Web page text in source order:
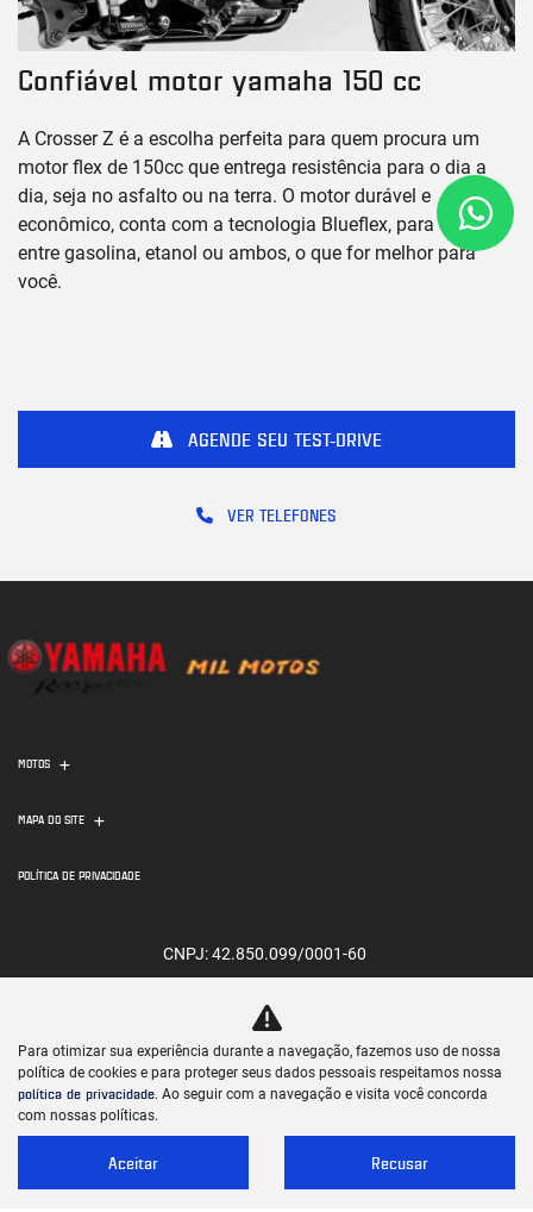
Confiável motor yamaha 150 cc
A Crosser Z é a escolha perfeita para quem procura um
motor flex de 150cc que entrega resistência para o dia a
dia, seja no asfalto ou na terra. O motor durável e
econômico, conta com a tecnologia Blueflex, para escolher
entre gasolina, etanol ou ambos, o que for melhor para
você.
VER TELEFONES
AGENDE SEU TEST-DRIVE
MOTOS
MAPA DO SITE
POLÍTICA DE PRIVACIDADE
CNPJ: 42.850.099/0001-60
No trânsito, enxergar o outro salva
vidas.
Para otimizar sua experiência durante a navegação, fazemos uso de nossa
política de cookies e para proteger seus dados pessoais respeitamos nossa
política de privacidade. Ao seguir com a navegação e visita você concorda
com nossas políticas.
Aceitar Recusar